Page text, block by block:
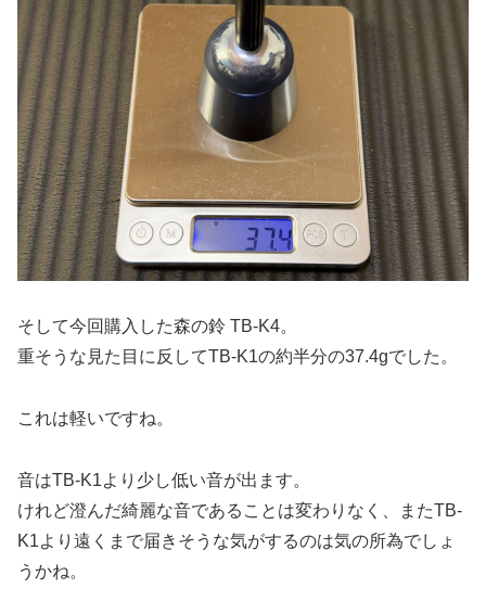
そして今回購入した森の鈴 TB-K4。
重そうな見た目に反してTB-K1の約半分の37.4gでした。
これは軽いですね。
音はTB-K1より少し低い音が出ます。
けれど澄んだ綺麗な音であることは変わりなく、またTB-
K1より遠くまで届きそうな気がするのは気の所為でしょ
うかね。